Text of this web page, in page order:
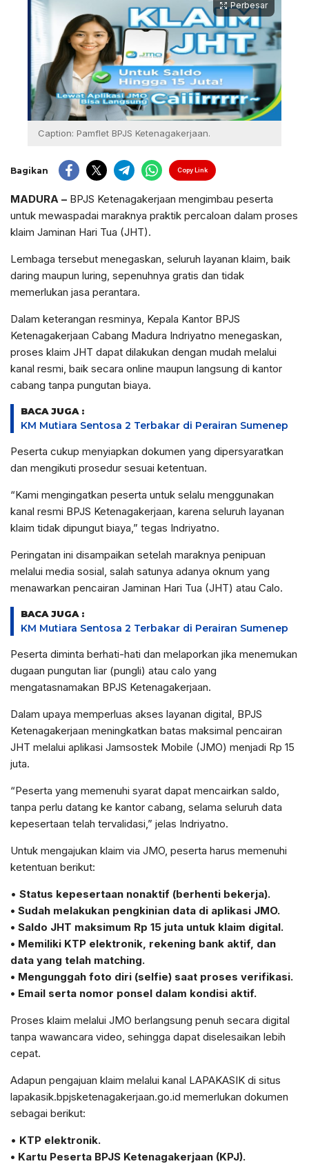
Perbesar
Caption: Pamflet BPJS Ketenagakerjaan.
Bagikan Copy Link
MADURA – BPJS Ketenagakerjaan mengimbau peserta
untuk mewaspadai maraknya praktik percaloan dalam proses
klaim Jaminan Hari Tua (JHT).
Lembaga tersebut menegaskan, seluruh layanan klaim, baik
daring maupun luring, sepenuhnya gratis dan tidak
memerlukan jasa perantara.
Dalam keterangan resminya, Kepala Kantor BPJS
Ketenagakerjaan Cabang Madura Indriyatno menegaskan,
proses klaim JHT dapat dilakukan dengan mudah melalui
kanal resmi, baik secara online maupun langsung di kantor
cabang tanpa pungutan biaya.
BACA JUGA :
KM Mutiara Sentosa 2 Terbakar di Perairan Sumenep
Peserta cukup menyiapkan dokumen yang dipersyaratkan
dan mengikuti prosedur sesuai ketentuan.
“Kami mengingatkan peserta untuk selalu menggunakan
kanal resmi BPJS Ketenagakerjaan, karena seluruh layanan
klaim tidak dipungut biaya,” tegas Indriyatno.
Peringatan ini disampaikan setelah maraknya penipuan
melalui media sosial, salah satunya adanya oknum yang
menawarkan pencairan Jaminan Hari Tua (JHT) atau Calo.
BACA JUGA :
KM Mutiara Sentosa 2 Terbakar di Perairan Sumenep
Peserta diminta berhati-hati dan melaporkan jika menemukan
dugaan pungutan liar (pungli) atau calo yang
mengatasnamakan BPJS Ketenagakerjaan.
Dalam upaya memperluas akses layanan digital, BPJS
Ketenagakerjaan meningkatkan batas maksimal pencairan
JHT melalui aplikasi Jamsostek Mobile (JMO) menjadi Rp 15
juta.
“Peserta yang memenuhi syarat dapat mencairkan saldo,
tanpa perlu datang ke kantor cabang, selama seluruh data
kepesertaan telah tervalidasi,” jelas Indriyatno.
Untuk mengajukan klaim via JMO, peserta harus memenuhi
ketentuan berikut:
• Status kepesertaan nonaktif (berhenti bekerja).
• Sudah melakukan pengkinian data di aplikasi JMO.
• Saldo JHT maksimum Rp 15 juta untuk klaim digital.
• Memiliki KTP elektronik, rekening bank aktif, dan
data yang telah matching.
• Mengunggah foto diri (selfie) saat proses verifikasi.
• Email serta nomor ponsel dalam kondisi aktif.
Proses klaim melalui JMO berlangsung penuh secara digital
tanpa wawancara video, sehingga dapat diselesaikan lebih
cepat.
Adapun pengajuan klaim melalui kanal LAPAKASIK di situs
lapakasik.bpjsketenagakerjaan.go.id memerlukan dokumen
sebagai berikut:
• KTP elektronik.
• Kartu Peserta BPJS Ketenagakerjaan (KPJ).